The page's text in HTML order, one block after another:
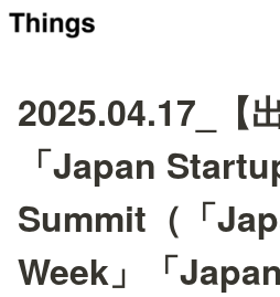
2025.04.17_【
「Japan
Summit（「
Week」「